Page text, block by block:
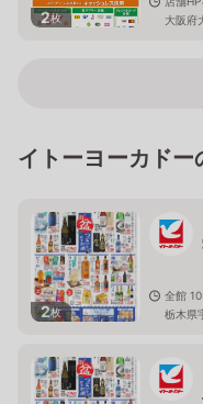
2枚
大阪府
イトーヨーカドー
2枚
全館
栃木県